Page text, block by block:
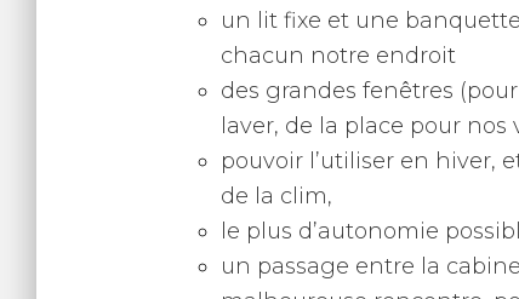
un lit fixe et une
chacun notre endroit
des grandes fenêtres
laver, de la place pour nos
pouvoir l’utiliser en hiver,
de la clim,
le plus d’autonomie
un passage entre la